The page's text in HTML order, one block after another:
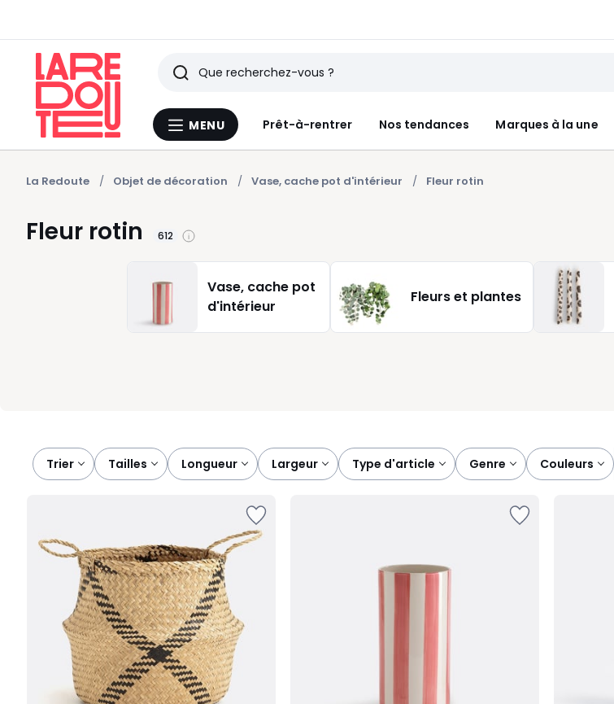
Menu
MENU Prêt-à-rentrer Nos tendances Marques à la une
Rechercher
Derniers
articles
vus
La Redoute Objet de décoration Vase, cache pot d'intérieur Fleur rotin
Fleur rotin 612
Vase, cache pot
d'intérieur
Fleurs et plantes
Trier tailles longueur largeur type d'article genre couleurs